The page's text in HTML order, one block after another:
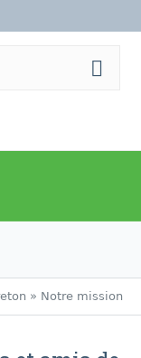
» Notre mission